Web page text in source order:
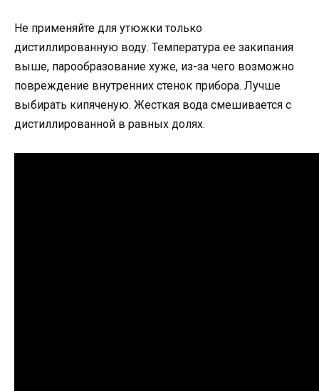
Не применяйте для утюжки только
дистиллированную воду. Температура ее закипания
выше, парообразование хуже, из-за чего возможно
повреждение внутренних стенок прибора. Лучше
выбирать кипяченую. Жесткая вода смешивается с
дистиллированной в равных долях.